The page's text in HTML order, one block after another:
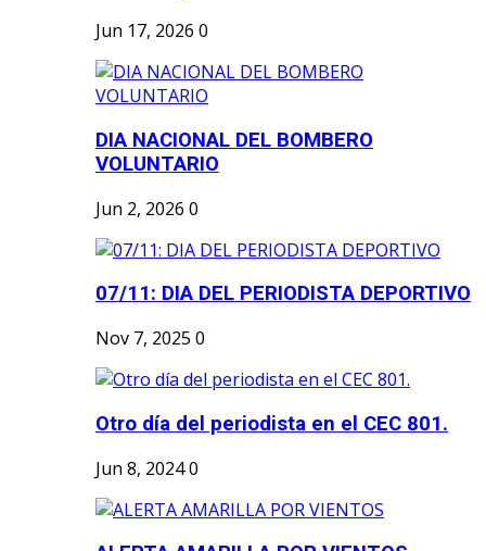
Jun 17, 2026 0
DIA NACIONAL DEL BOMBERO
VOLUNTARIO
Jun 2, 2026 0
07/11: DIA DEL PERIODISTA DEPORTIVO
Nov 7, 2025 0
Otro día del periodista en el CEC 801.
Jun 8, 20240